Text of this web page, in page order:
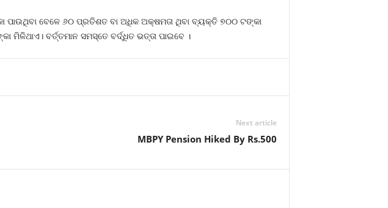
ବେଳେ ୬୦ ପ୍ରତିଶତ ବା ଅଧିକ ଅକ୍ଷମତା ଥିବା ବ୍ୟକ୍ତି ୭୦୦ ଟଙ୍କା
ବର୍ତ୍ତମାନ ସମସ୍ତେ ବର୍ଦ୍ଧିତ ଭତ୍ତା ପାଇବେ ।
Next article
MBPY Pension Hiked By Rs.500